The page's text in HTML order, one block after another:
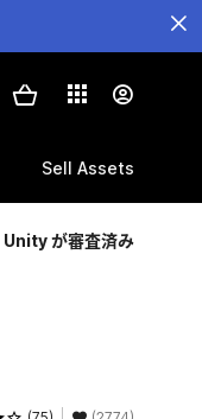
Sell Assets
Unity が審査済み